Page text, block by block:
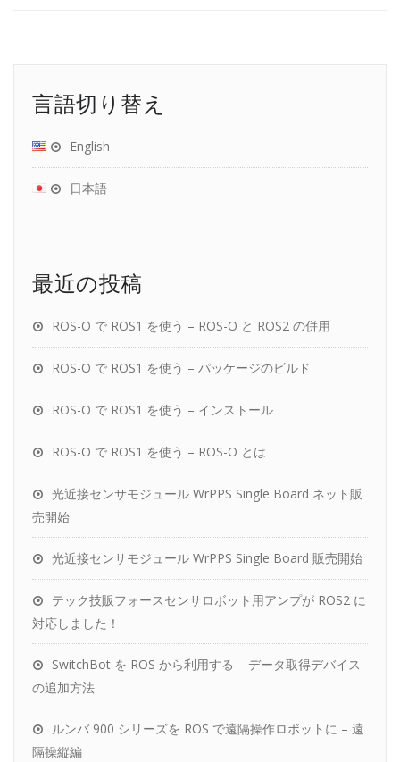
言語切り替え
English
日本語
最近の投稿
ROS-O で ROS1 を使う – ROS-O と ROS2 の併用
ROS-O で ROS1 を使う – パッケージのビルド
ROS-O で ROS1 を使う – インストール
ROS-O で ROS1 を使う – ROS-O とは
光近接センサモジュール WrPPS Single Board ネット販
売開始
光近接センサモジュール WrPPS Single Board 販売開始
テック技販フォースセンサロボット用アンプが ROS2 に
対応しました！
SwitchBot を ROS から利用する – データ取得デバイス
の追加方法
ルンバ 900 シリーズを ROS で遠隔操作ロボットに – 遠
隔操縦編